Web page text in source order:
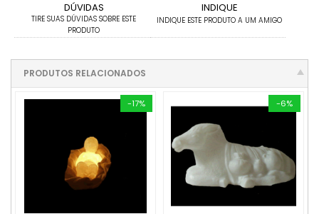
DÚVIDAS
TIRE SUAS DÚVIDAS SOBRE ESTE
PRODUTO
INDIQUE
INDIQUE ESTE PRODUTO A UM AMIGO
PRODUTOS RELACIONADOS
-17% -6%